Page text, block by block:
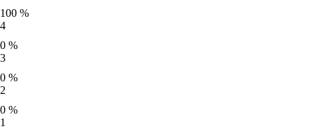
100 %
4
0 %
3
0 %
2
0 %
1